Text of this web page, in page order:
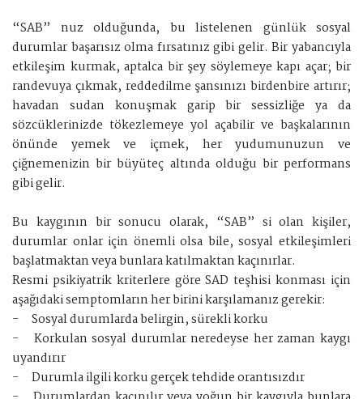
“SAB” nuz olduğunda, bu listelenen günlük sosyal
durumlar başarısız olma fırsatınız gibi gelir. Bir yabancıyla
etkileşim kurmak, aptalca bir şey söylemeye kapı açar; bir
randevuya çıkmak, reddedilme şansınızı birdenbire artırır;
havadan sudan konuşmak garip bir sessizliğe ya da
sözcüklerinizde tökezlemeye yol açabilir ve başkalarının
önünde yemek ve içmek, her yudumunuzun ve
çiğnemenizin bir büyüteç altında olduğu bir performans
gibi gelir.
Bu kaygının bir sonucu olarak, “SAB” si olan kişiler,
durumlar onlar için önemli olsa bile, sosyal etkileşimleri
başlatmaktan veya bunlara katılmaktan kaçınırlar.
Resmi psikiyatrik kriterlere göre SAD teşhisi konması için
aşağıdaki semptomların her birini karşılamanız gerekir:
-
Sosyal durumlarda belirgin, sürekli korku
-
Korkulan sosyal durumlar neredeyse her zaman kaygı
uyandırır
-
Durumla ilgili korku gerçek tehdide orantısızdır